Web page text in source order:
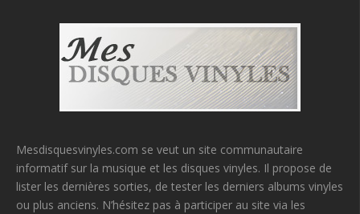
Mesdisquesvinyles.com se veut un site communautaire
informatif sur la musique et les disques vinyles. Il propose de
lister les dernières sorties, de tester les derniers albums vinyles
ou plus anciens. N’hésitez pas à participer au site via les